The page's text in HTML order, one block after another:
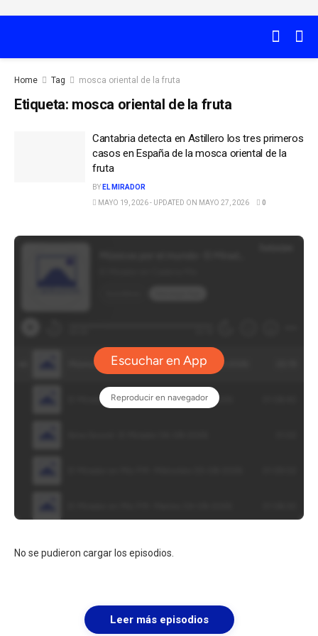
Home Tag mosca oriental de la fruta
Etiqueta: mosca oriental de la fruta
Cantabria detecta en Astillero los tres primeros
casos en España de la mosca oriental de la
fruta
BY EL MIRADOR
MAYO 19, 2026 - UPDATED ON MAYO 27, 2026
0
No se pudieron cargar los episodios.
Leer más episodios